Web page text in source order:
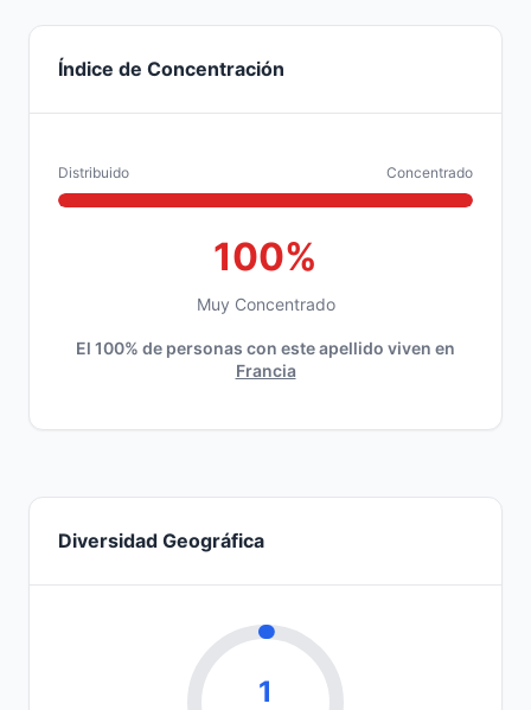
Índice de Concentración
Distribuido Concentrado
100%
Muy Concentrado
El 100% de personas con este apellido viven en
Francia
Diversidad Geográfica
1